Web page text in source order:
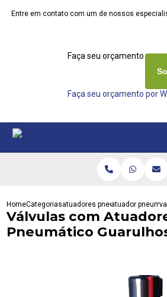
Entre em contato com um de nossos
Faça seu orçamento
Faça seu orçamento por
HomeCategoriasatuadores pneumaticos
atuador
Válvulas com
Pneumático